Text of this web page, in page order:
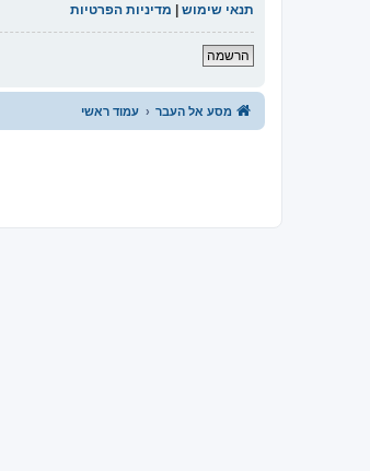
תנאי שימוש | מדיניות הפרטיות
הרשמה
מסע אל העבר עמוד ראשי